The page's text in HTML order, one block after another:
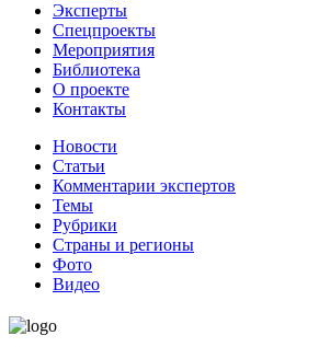
Эксперты
Спецпроекты
Мероприятия
Библиотека
О проекте
Контакты
Новости
Статьи
Комментарии экспертов
Темы
Рубрики
Страны и регионы
Фото
Видео